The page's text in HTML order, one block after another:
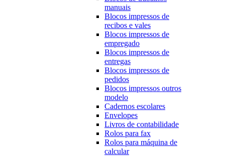
manuais
Blocos impressos de
recibos e vales
Blocos impressos de
empregado
Blocos impressos de
entregas
Blocos impressos de
pedidos
Blocos impressos outros
modelo
Cadernos escolares
Envelopes
Livros de contabilidade
Rolos para fax
Rolos para máquina de
calcular